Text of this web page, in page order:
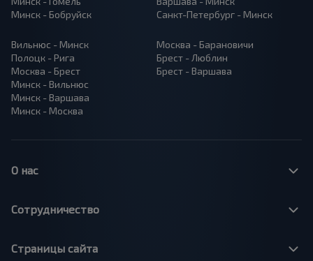
Минск - Бобруйск
Санкт-Петербург - Минск
Вильнюс - Минск
Полоцк - Рига
Москва - Брест
Минск - Вильнюс
Минск - Варшава
Минск - Москва
Москва - Барановичи
Брест - Люблин
Брест - Варшава
О нас
Сотрудничество
Страницы сайта